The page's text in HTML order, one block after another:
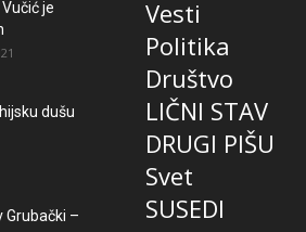
je
dušu
Grubački –
Vesti
Politika
Društvo
LIČNI STAV
DRUGI PIŠU
Svet
SUSEDI